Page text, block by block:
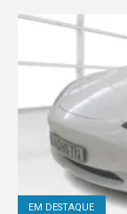
EM DESTAQUE